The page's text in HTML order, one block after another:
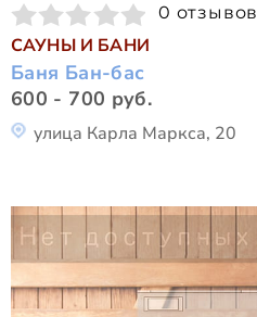
0 отзывов
САУНЫ И БАНИ
Баня Бан-бас
600 - 700 руб.
улица Карла Маркса, 20